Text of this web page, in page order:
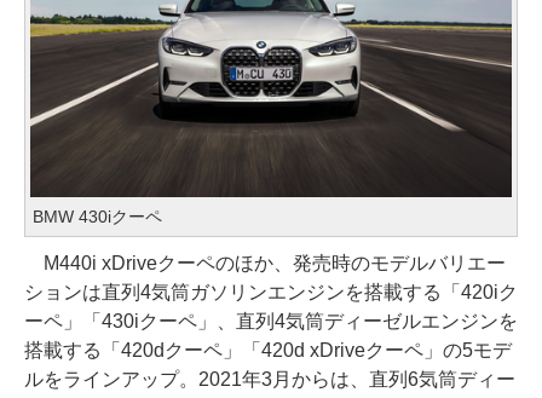
BMW 430iクーペ
M440i xDriveクーペのほか、発売時のモデルバリエー
ションは直列4気筒ガソリンエンジンを搭載する「420iク
ーペ」「430iクーペ」、直列4気筒ディーゼルエンジンを
搭載する「420dクーペ」「420d xDriveクーペ」の5モデ
ルをラインアップ。2021年3月からは、直列6気筒ディー